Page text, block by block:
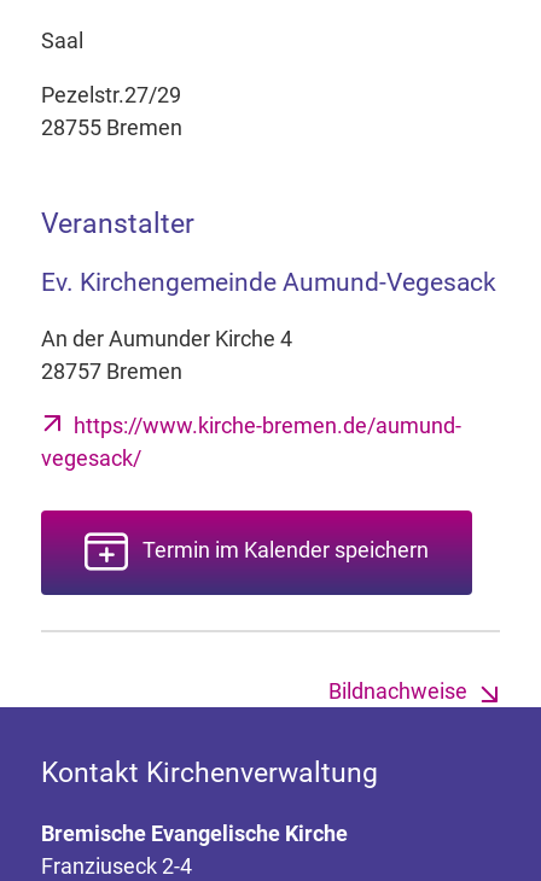
Saal
Pezelstr.27/29
28755 Bremen
Veranstalter
Ev. Kirchengemeinde Aumund-Vegesack
An der Aumunder Kirche 4
28757 Bremen
https://www.kirche-bremen.de/aumund-
vegesack/
Termin im Kalender speichern
Bildnachweise
Kontakt Kirchenverwaltung
Bremische Evangelische Kirche
Franziuseck 2-4